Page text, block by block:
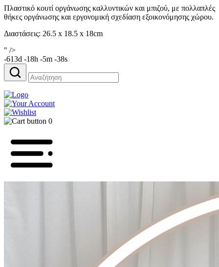
Πλαστικό κουτί οργάνωσης καλλυντικών και μπιζού, με πολλαπλές
θήκες οργάνωσης και εργονομική σχεδίαση εξοικονόμησης χώρου.
Διαστάσεις: 26.5 x 18.5 x 18cm
" />
-613d -18h -5m -38s
Αναζήτηση
για:
0